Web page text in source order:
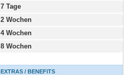
7 Tage
2 Wochen
4 Wochen
8 Wochen
EXTRAS / BENEFITS